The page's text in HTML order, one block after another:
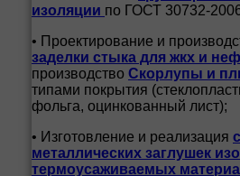
изоляции по ГОСТ 30732-
• Проектирование и
заделки стыка для жкх и
производство Скорлупы и
типами покрытия
фольга, оцинкованный лист);
• Изготовление и реализация
металлических заглушек
термоусаживаемых